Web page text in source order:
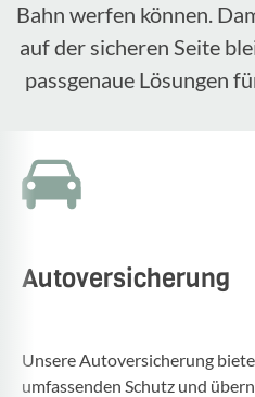
Bahn werfen können.
auf der sicheren Seite
passgenaue Lösungen
Autoversicherung
Unsere Auto­ver­si­che­rung
umfas­senden Schutz und